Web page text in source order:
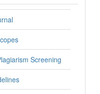
Screening